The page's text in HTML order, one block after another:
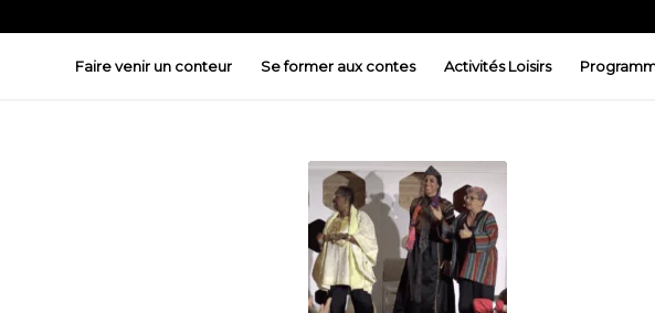
Faire venir un conteur Se former aux contes Activités Loisirs